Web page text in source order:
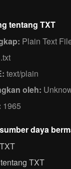
tentang TXT
Plain Text
.txt
text/plain
oleh:
1965
daya
TXT